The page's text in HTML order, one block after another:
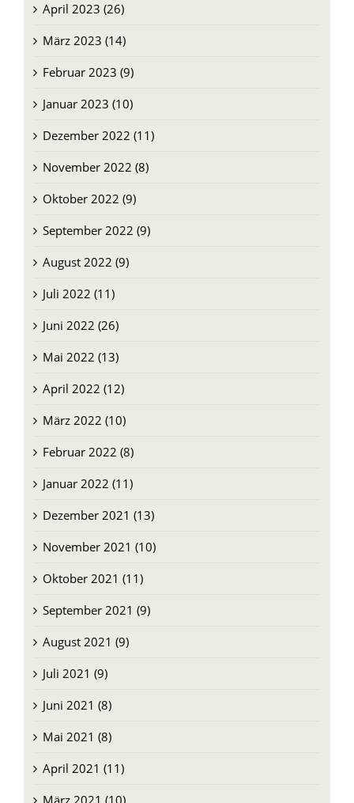
April 2023 (26)
März 2023 (14)
Februar 2023 (9)
Januar 2023 (10)
Dezember 2022 (11)
November 2022 (8)
Oktober 2022 (9)
September 2022 (9)
August 2022 (9)
Juli 2022 (11)
Juni 2022 (26)
Mai 2022 (13)
April 2022 (12)
März 2022 (10)
Februar 2022 (8)
Januar 2022 (11)
Dezember 2021 (13)
November 2021 (10)
Oktober 2021 (11)
September 2021 (9)
August 2021 (9)
Juli 2021 (9)
Juni 2021 (8)
Mai 2021 (8)
April 2021 (11)